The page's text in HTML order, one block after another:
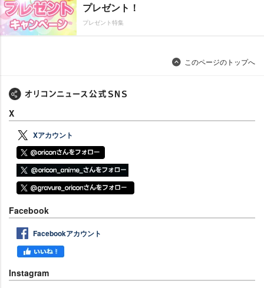
プレゼント！
プレゼント特集
このページのトップへ
X
Xアカウント
Facebook
Facebookアカウント
Instagram